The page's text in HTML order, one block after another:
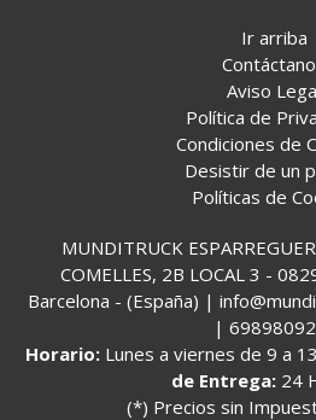
Ir arriba
Aviso
Política de
Condiciones de
Desistir de un
Políticas de
MUNDITRUCK
COMELLES, 2B LOCAL 3 -
Barcelona - (España) |
|
Horario: Lunes a viernes de 9 a
de Entrega: 24
(*) Precios sin